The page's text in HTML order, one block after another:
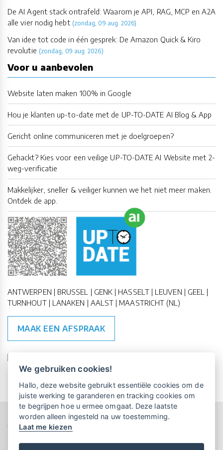
De AI Agent stack ontrafeld: Waarom je API, RAG, MCP en A2A
alle vier nodig hebt (zondag, 09 aug. 2026)
Van idee tot code in één gesprek: De Amazon Quick & Kiro
revolutie (zondag, 09 aug. 2026)
Voor u aanbevolen
Website laten maken 100% in Google
Hou je klanten up-to-date met de UP-TO-DATE AI Blog & App
Gericht online communiceren met je doelgroepen?
Gehackt? Kies voor een veilige UP-TO-DATE AI Website met 2-
weg-verificatie
Makkelijker, sneller & veiliger kunnen we het niet meer maken.
Ontdek de app.
ANTWERPEN | BRUSSEL | GENK | HASSELT | LEUVEN | GEEL |
TURNHOUT | LANAKEN | AALST | MAASTRICHT (NL)
MAAK EEN AFSPRAAK
🇪🇺 🇧🇪
Copyright All Rights Reserved © 2015-2026 UP-TO-DATE
WebDesign
Privacy & Cookies
Locations Algemene Voorwaarden
We gebruiken cookies!
Hallo, deze website gebruikt essentiële cookies om de
juiste werking te garanderen en tracking cookies om
te begrijpen hoe u ermee omgaat. Deze laatste
worden alleen ingesteld na uw toestemming.
Laat me kiezen
Vrijblijvende kennismaking?Boek
een persoonlijke demo.
Maandelijks gratis opleidingen